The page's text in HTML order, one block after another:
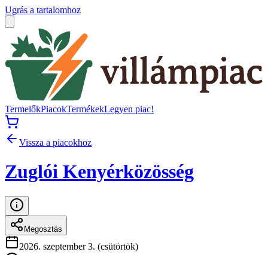
Ugrás a tartalomhoz
TermelőkPiacokTermékekLegyen piac!
Vissza a piacokhoz
Zuglói Kenyérközösség
Megosztás
2026. szeptember 3. (csütörtök)